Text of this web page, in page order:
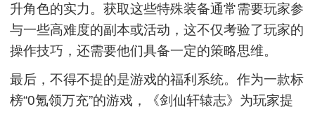
升角色的实力。获取这些特殊装备通常需要玩家参
与一些高难度的副本或活动，这不仅考验了玩家的
操作技巧，还需要他们具备一定的策略思维。
最后，不得不提的是游戏的福利系统。作为一款标
榜“0氪领万充”的游戏，《剑仙轩辕志》为玩家提